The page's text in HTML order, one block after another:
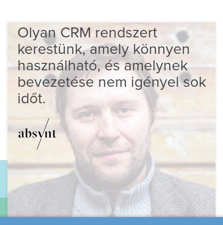
Olyan CRM rendszert
kerestünk, amely könnyen
használható, és amelynek
bevezetése nem igényel sok
időt.